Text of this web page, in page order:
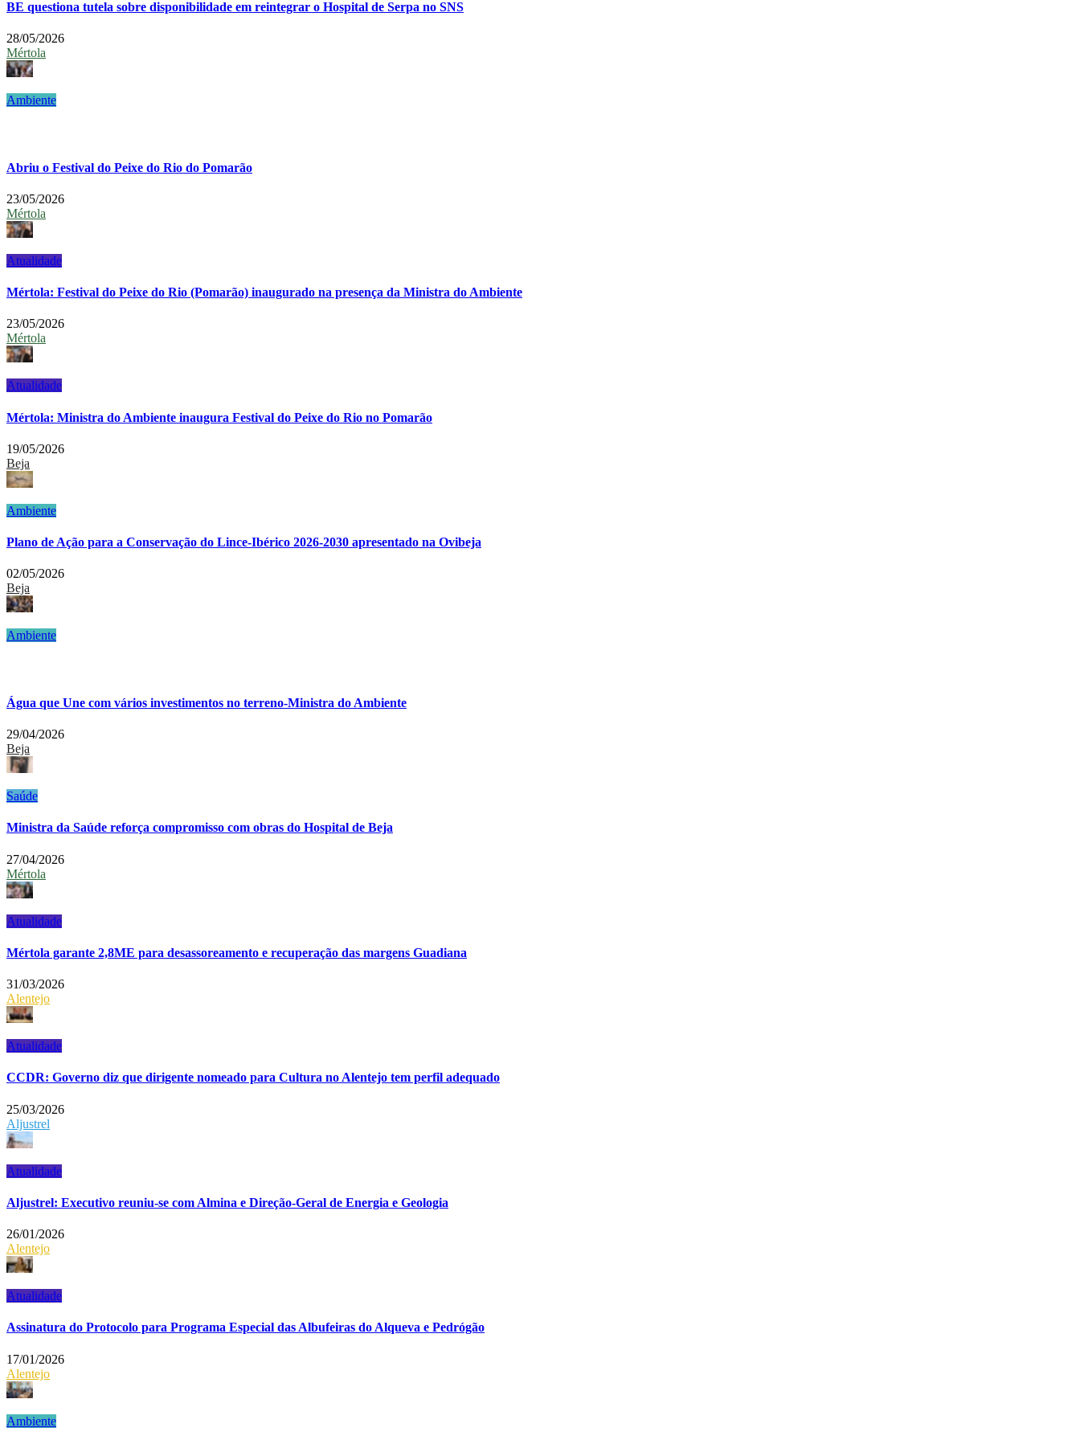
BE questiona tutela sobre disponibilidade em reintegrar o Hospital de Serpa no SNS
28/05/2026
Mértola
Ambiente
Abriu o Festival do Peixe do Rio do Pomarão
23/05/2026
Mértola
Atualidade
Mértola: Festival do Peixe do Rio (Pomarão) inaugurado na presença da Ministra do Ambiente
23/05/2026
Mértola
Atualidade
Mértola: Ministra do Ambiente inaugura Festival do Peixe do Rio no Pomarão
19/05/2026
Beja
Ambiente
Plano de Ação para a Conservação do Lince-Ibérico 2026-2030 apresentado na Ovibeja
02/05/2026
Beja
Ambiente
Água que Une com vários investimentos no terreno-Ministra do Ambiente
29/04/2026
Beja
Saúde
Ministra da Saúde reforça compromisso com obras do Hospital de Beja
27/04/2026
Mértola
Atualidade
Mértola garante 2,8ME para desassoreamento e recuperação das margens Guadiana
31/03/2026
Alentejo
Atualidade
CCDR: Governo diz que dirigente nomeado para Cultura no Alentejo tem perfil adequado
25/03/2026
Aljustrel
Atualidade
Aljustrel: Executivo reuniu-se com Almina e Direção-Geral de Energia e Geologia
26/01/2026
Alentejo
Atualidade
Assinatura do Protocolo para Programa Especial das Albufeiras do Alqueva e Pedrógão
17/01/2026
Alentejo
Ambiente